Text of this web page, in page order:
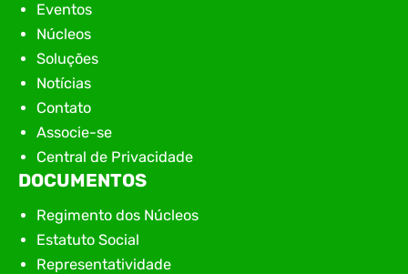
Eventos
Núcleos
Soluções
Notícias
Contato
Associe-se
Central de Privacidade
DOCUMENTOS
Regimento dos Núcleos
Estatuto Social
Representatividade